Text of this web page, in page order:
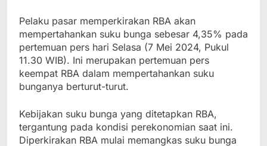
Pelaku pasar memperkirakan RBA akan
mempertahankan suku bunga sebesar 4,35% pada
pertemuan pers hari Selasa (7 Mei 2024, Pukul
11.30 WIB). Ini merupakan pertemuan pers
keempat RBA dalam mempertahankan suku
bunganya berturut-turut.
Kebijakan suku bunga yang ditetapkan RBA,
tergantung pada kondisi perekonomian saat ini.
Diperkirakan RBA mulai memangkas suku bunga